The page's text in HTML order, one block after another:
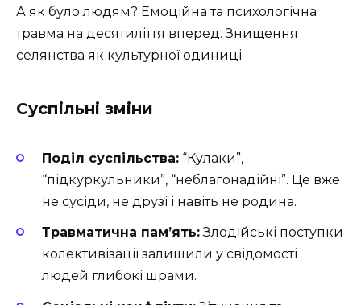
А як було людям? Емоційна та психологічна
травма на десятиліття вперед. Знищення
селянства як культурної одиниці.
Суспільні зміни
Поділ суспільства: “Кулаки”,
“підкуркульники”, “неблагонадійні”. Це вже
не сусіди, не друзі і навіть не родина.
Травматична пам’ять:Злодійські поступки
колективізації залишили у свідомості
людей глибокі шрами.